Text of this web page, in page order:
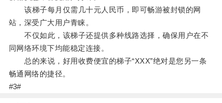
该梯子每月仅需几十元人民币，即可畅游被封锁的网
站，深受广大用户青睐。
不仅如此，该梯子还提供多种线路选择，确保用户在不
同网络环境下均能稳定连接。
总的来说，好用收费便宜的梯子“XXX”绝对是您另一条
畅通网络的捷径。
#3#